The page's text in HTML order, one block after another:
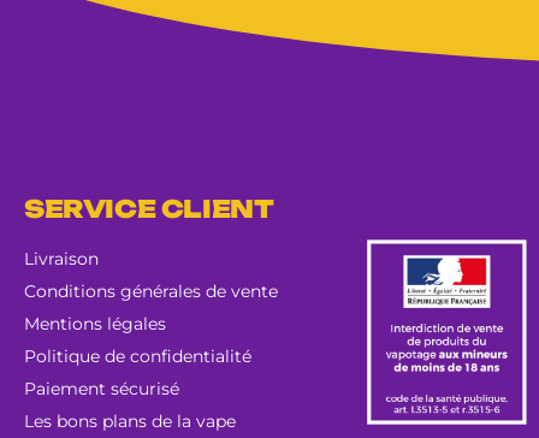
SERVICE CLIENT
Livraison
Conditions générales de vente
Mentions légales
Politique de confidentialité
Paiement sécurisé
Les bons plans de la vape